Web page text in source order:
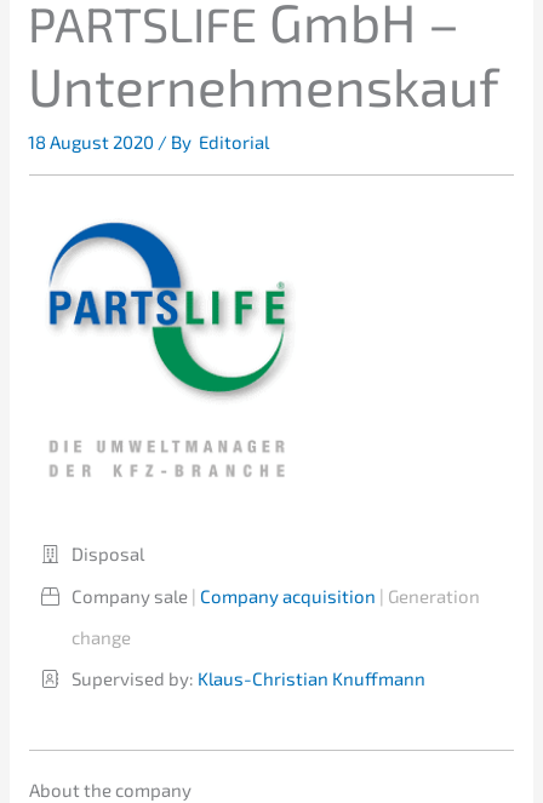
PARTSLIFE GmbH –
Unternehmenskauf
18 August 2020 / By Editorial
Dispo­sal
Compa­ny sale | Compa­ny acqui­si­ti­on | Genera­ti­on
change
Super­vi­sed by: Klaus-Chris­ti­an Knuffmann
About the company